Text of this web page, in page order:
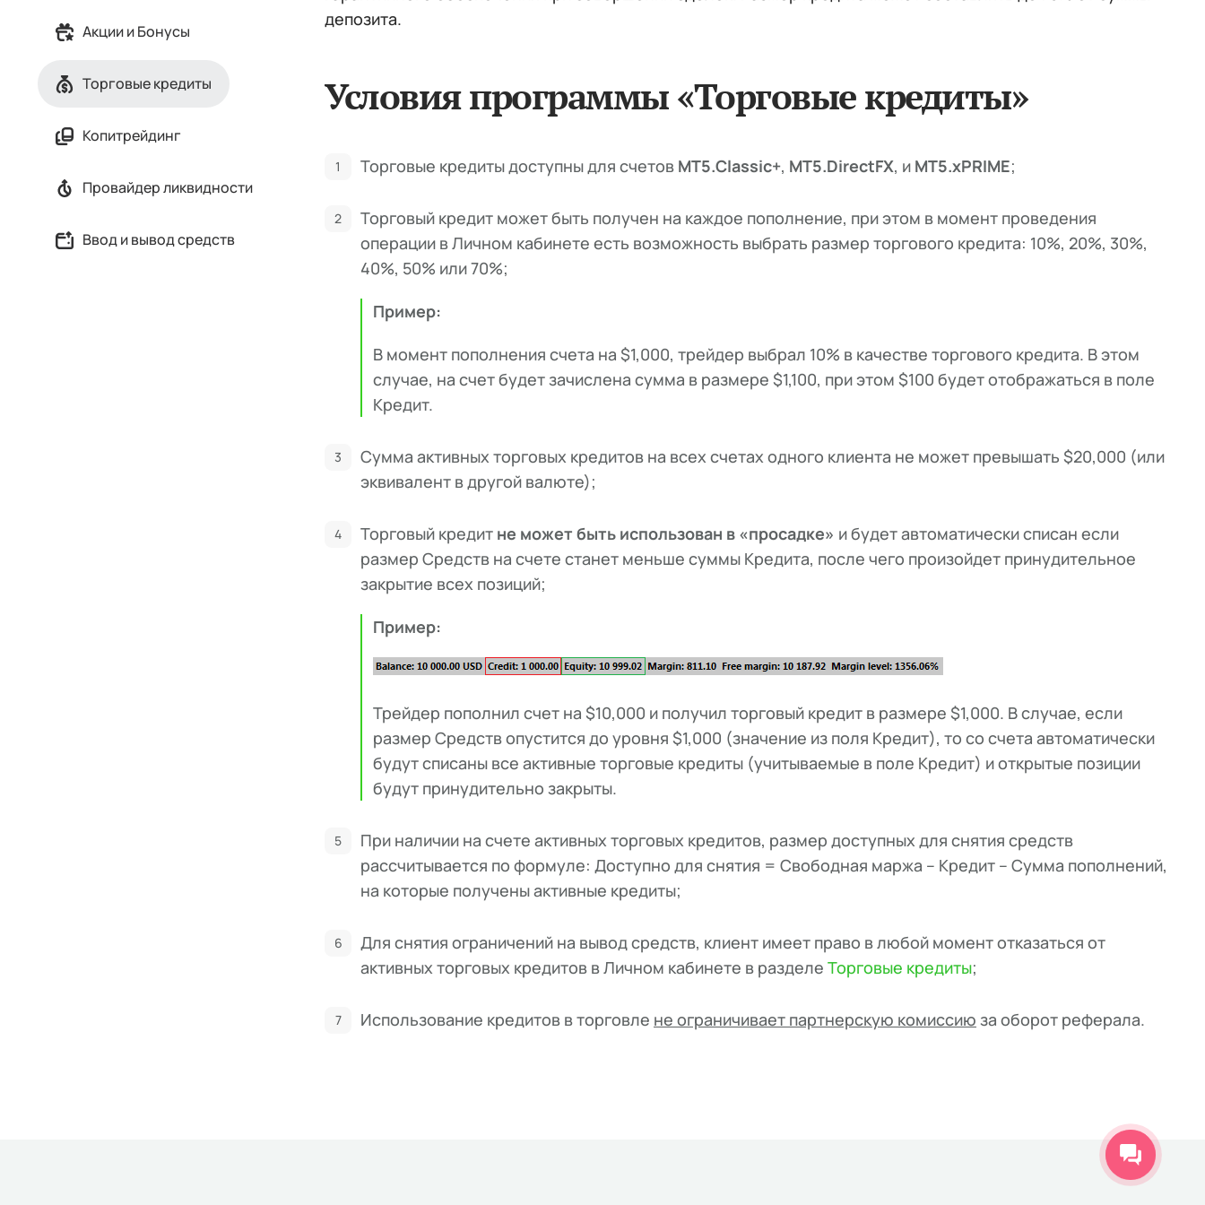
Акции и Бонусы
Торговые кредиты
Копитрейдинг
Провайдер ликвидности
Ввод и вывод средств
депозита.
Условия программы «Торговые кредиты»
Торговые кредиты доступны для счетов MT5.Classic+, MT5.DirectFX, и MT5.xPRIME;
Торговый кредит может быть получен на каждое пополнение, при этом в момент проведения
операции в Личном кабинете есть возможность выбрать размер торгового кредита: 10%, 20%, 30%,
40%, 50% или 70%;
Пример:
В момент пополнения счета на $1,000, трейдер выбрал 10% в качестве торгового кредита. В этом
случае, на счет будет зачислена сумма в размере $1,100, при этом $100 будет отображаться в поле
Кредит.
Сумма активных торговых кредитов на всех счетах одного клиента не может превышать $20,000 (или
эквивалент в другой валюте);
Торговый кредит не может быть использован в «просадке» и будет автоматически списан если
размер Средств на счете станет меньше суммы Кредита, после чего произойдет принудительное
закрытие всех позиций;
Пример:
Трейдер пополнил счет на $10,000 и получил торговый кредит в размере $1,000. В случае, если
размер Средств опустится до уровня $1,000 (значение из поля Кредит), то со счета автоматически
будут списаны все активные торговые кредиты (учитываемые в поле Кредит) и открытые позиции
будут принудительно закрыты.
При наличии на счете активных торговых кредитов, размер доступных для снятия средств
рассчитывается по формуле: Доступно для снятия = Свободная маржа – Кредит – Сумма пополнений,
на которые получены активные кредиты;
Для снятия ограничений на вывод средств, клиент имеет право в любой момент отказаться от
активных торговых кредитов в Личном кабинете в разделе Торговые кредиты;
Использование кредитов в торговле не ограничивает партнерскую комиссию за оборот реферала.